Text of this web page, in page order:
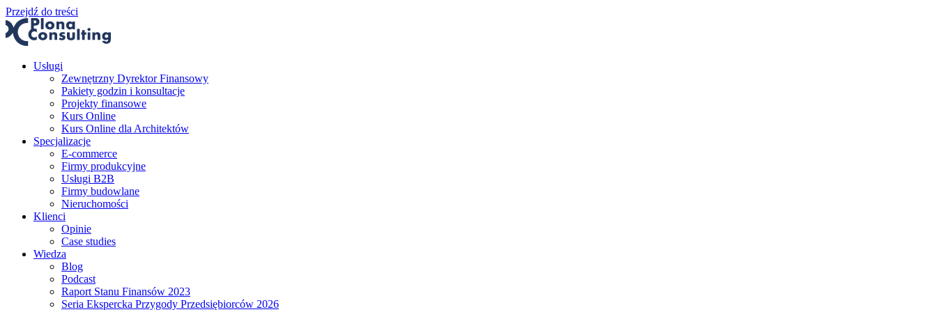
Przejdź do treści
Usługi
Zewnętrzny Dyrektor Finansowy
Pakiety godzin i konsultacje
Projekty finansowe
Kurs Online
Kurs Online dla Architektów
Specjalizacje
E-commerce
Firmy produkcyjne
Usługi B2B
Firmy budowlane
Nieruchomości
Klienci
Opinie
Case studies
Wiedza
Blog
Podcast
Raport Stanu Finansów 2023
Seria Ekspercka Przygody Przedsiębiorców 2026